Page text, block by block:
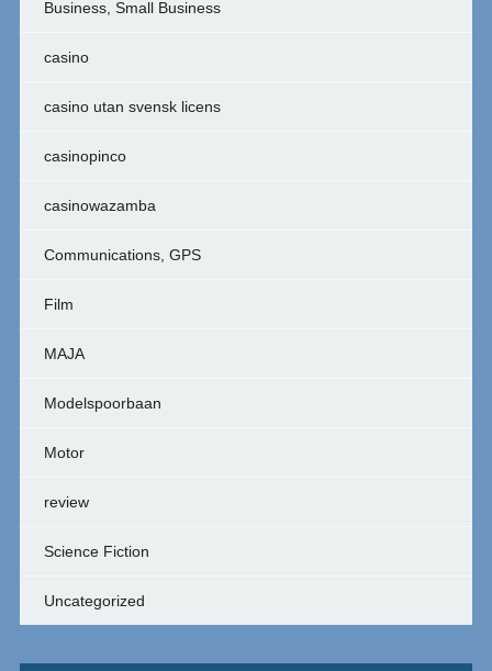
Business, Small Business
casino
casino utan svensk licens
casinopinco
casinowazamba
Communications, GPS
Film
MAJA
Modelspoorbaan
Motor
review
Science Fiction
Uncategorized